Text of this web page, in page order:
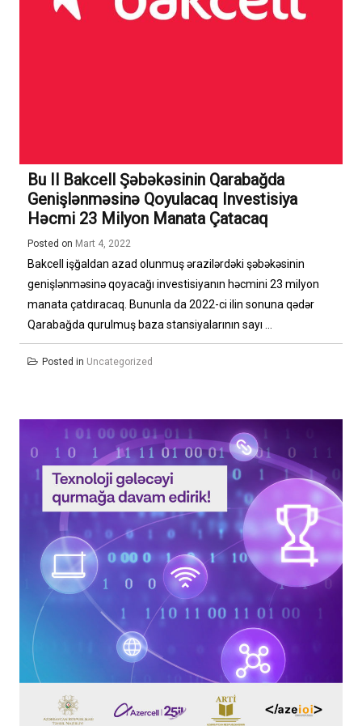
Bu Il Bakcell Şəbəkəsinin Qarabağda
Genişlənməsinə Qoyulacaq Investisiya
Həcmi 23 Milyon Manata Çatacaq
Posted on Mart 4, 2022
Bakcell işğaldan azad olunmuş ərazilərdəki şəbəkəsinin
genişlənməsinə qoyacağı investisiyanın həcmini 23 milyon
manata çatdıracaq. Bununla da 2022-ci ilin sonuna qədər
Qarabağda qurulmuş baza stansiyalarının sayı ...
Posted in Uncategorized